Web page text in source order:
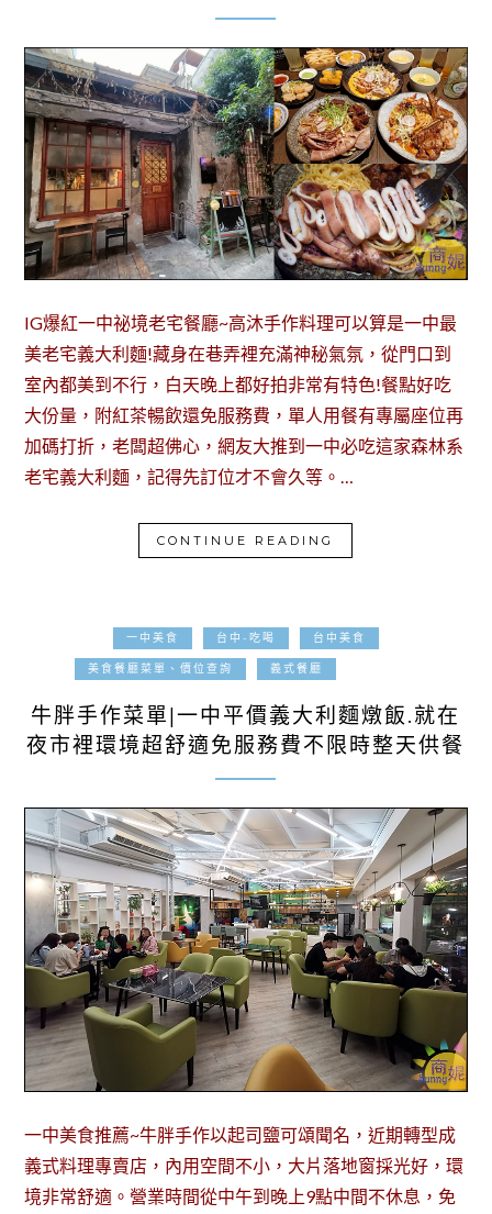
IG爆紅一中祕境老宅餐廳~高沐手作料理可以算是一中最
美老宅義大利麵!藏身在巷弄裡充滿神秘氣氛，從門口到
室內都美到不行，白天晚上都好拍非常有特色!餐點好吃
大份量，附紅茶暢飲還免服務費，單人用餐有專屬座位再
加碼打折，老闆超佛心，網友大推到一中必吃這家森林系
老宅義大利麵，記得先訂位才不會久等。…
CONTINUE READING
一中美食 台中-吃喝 台中美食
美食餐廳菜單、價位查詢 義式餐廳
牛胖手作菜單|一中平價義大利麵燉飯.就在
夜市裡環境超舒適免服務費不限時整天供餐
一中美食推薦~牛胖手作以起司鹽可頌聞名，近期轉型成
義式料理專賣店，內用空間不小，大片落地窗採光好，環
境非常舒適。營業時間從中午到晚上9點中間不休息，免